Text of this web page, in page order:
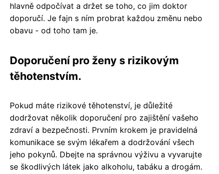
hlavně odpočívat a držet se toho, co jim doktor
doporučí. Je fajn s ním probrat každou změnu nebo
obavu - od toho tam je.
Doporučení pro ženy s rizikovým
těhotenstvím.
Pokud máte rizikové těhotenství, je důležité
dodržovat několik doporučení pro zajištění vašeho
zdraví a bezpečnosti. Prvním krokem je pravidelná
komunikace se svým lékařem a dodržování všech
jeho pokynů. Dbejte na správnou výživu a vyvarujte
se škodlivých látek jako alkoholu, tabáku a drogám.